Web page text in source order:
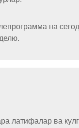
на
латифалар ва